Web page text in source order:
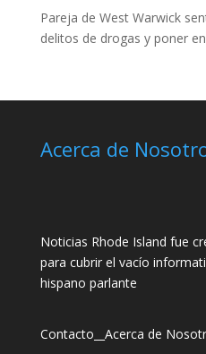
Pareja de West Warwick
delitos de drogas y poner
Acerca de
Noticias Rhode Island fue
para cubrir el vacío
hispano parlante
Contacto Acerca de